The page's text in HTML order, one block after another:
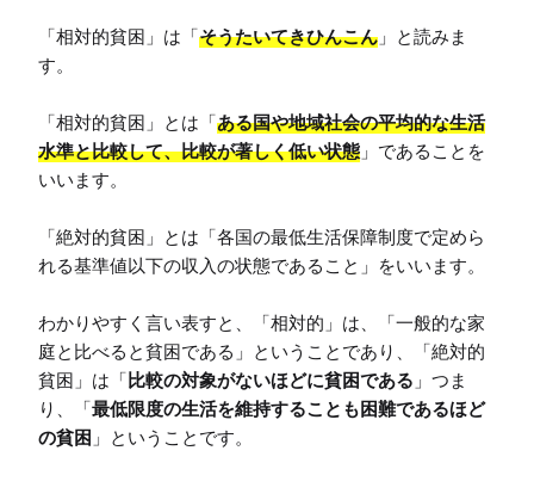
「相対的貧困」は「そうたいてきひんこん 」と読みま
す。
「相対的貧困」とは「ある国や地域社会の平均的な生活
水準と比較して、比較が著しく低い状態 」であることを
いいます。
「絶対的貧困」とは「各国の最低生活保障制度で定めら
れる基準値以下の収入の状態であること」をいいます。
わかりやすく言い表すと、「相対的」は、「一般的な家
庭と比べると貧困である」ということであり、「絶対的
貧困」は「比較の対象がないほどに貧困である 」つま
り、「最低限度の生活を維持することも困難であるほど
の貧困 」ということです。